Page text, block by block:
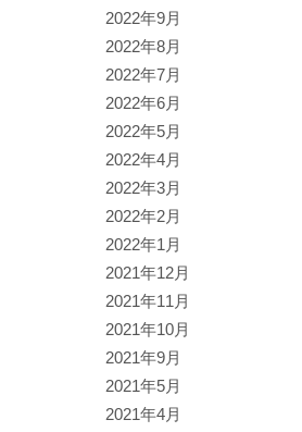
2022年9月
2022年8月
2022年7月
2022年6月
2022年5月
2022年4月
2022年3月
2022年2月
2022年1月
2021年12月
2021年11月
2021年10月
2021年9月
2021年5月
2021年4月